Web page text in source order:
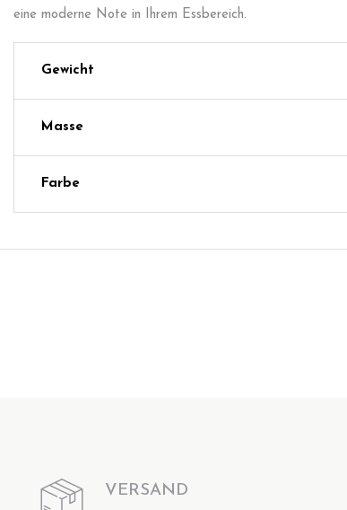
eine moderne Note in Ihrem Essbereich.
Gewicht
Masse
Farbe
VERSAND